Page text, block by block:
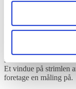
Beskrivelse
CareSens Pro
snævre kant af
Et vindue på strimlen
foretage en måling på.